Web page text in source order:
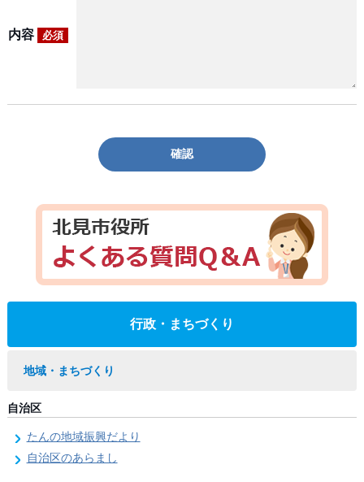
内容 必須
確認
行政・まちづくり
地域・まちづくり
自治区
たんの地域振興だより
自治区のあらまし